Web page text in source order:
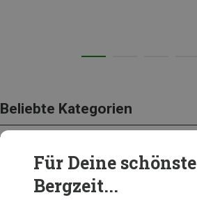
Beliebte Kategorien
BEKLEIDUNG
Für Deine schönste
Bergzeit...